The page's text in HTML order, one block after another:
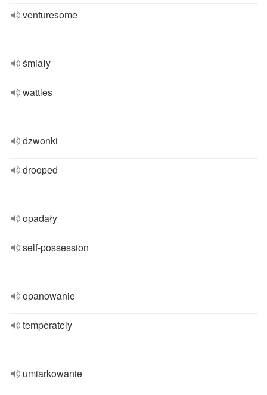
venturesome
śmiały
wattles
dzwonki
drooped
opadały
self-possession
opanowanie
temperately
umiarkowanie